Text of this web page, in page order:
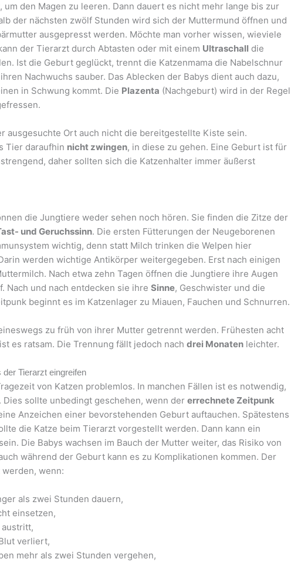
um den Magen zu leeren. Dann dauert es nicht mehr lange bis zur
der nächsten zwölf Stunden wird sich der Muttermund öffnen und
ausgepresst werden. Möchte man vorher wissen, wieviele
der Tierarzt durch Abtasten oder mit einem Ultraschall die
Ist die Geburt geglückt, trennt die Katzenmama die Nabelschnur
Nachwuchs sauber. Das Ablecken der Babys dient auch dazu,
in Schwung kommt. Die Plazenta (Nachgeburt) wird in der Regel
ausgesuchte Ort auch nicht die bereitgestellte Kiste sein.
Tier daraufhin nicht zwingen, in diese zu gehen. Eine Geburt ist für
daher sollten sich die Katzenhalter immer äußerst
die Jungtiere weder sehen noch hören. Sie finden die Zitze der
und Geruchssinn. Die ersten Fütterungen der Neugeborenen
wichtig, denn statt Milch trinken die Welpen hier
werden wichtige Antikörper weitergegeben. Erst nach einigen
Nach etwa zehn Tagen öffnen die Jungtiere ihre Augen
Nach und nach entdecken sie ihre Sinne, Geschwister und die
beginnt es im Katzenlager zu Miauen, Fauchen und Schnurren.
zu früh von ihrer Mutter getrennt werden. Frühesten acht
es ratsam. Die Trennung fällt jedoch nach drei Monaten leichter.
Tierarzt eingreifen
von Katzen problemlos. In manchen Fällen ist es notwendig,
Dies sollte unbedingt geschehen, wenn der errechnete Zeitpunk
Anzeichen einer bevorstehenden Geburt auftauchen. Spätestens
die Katze beim Tierarzt vorgestellt werden. Dann kann ein
Die Babys wachsen im Bauch der Mutter weiter, das Risiko von
während der Geburt kann es zu Komplikationen kommen. Der
wenn:
als zwei Stunden dauern,
einsetzen,
verliert,
mehr als zwei Stunden vergehen,